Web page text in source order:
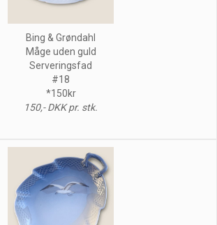
Bing & Grøndahl
Måge uden guld
Serveringsfad
#18
*150kr
150,- DKK pr. stk.